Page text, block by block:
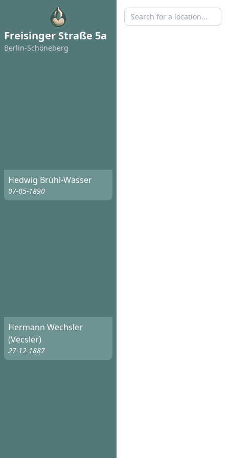
Freisinger Straße 5a
Berlin-Schöneberg
Hedwig Brühl-Wasser
07-05-1890
Hermann Wechsler
(Vecsler)
27-12-1887